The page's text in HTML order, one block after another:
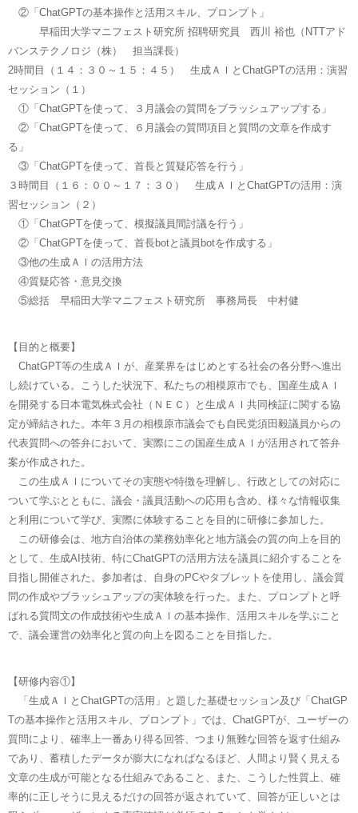
②「ChatGPTの基本操作と活用スキル、プロンプト」
早稲田大学マニフェスト研究所 招聘研究員 西川 裕也（NTTアド
バンステクノロジ（株） 担当課長）
2時間目（１４：３０～１５：４５） 生成ＡＩとChatGPTの活用：演習
セッション（１）
①「ChatGPTを使って、３月議会の質問をブラッシュアップする」
②「ChatGPTを使って、６月議会の質問項目と質問の文章を作成す
る」
③「ChatGPTを使って、首長と質疑応答を行う」
３時間目（１６：００～１７：３０） 生成ＡＩとChatGPTの活用：演
習セッション（２）
①「ChatGPTを使って、模擬議員間討議を行う」
②「ChatGPTを使って、首長botと議員botを作成する」
③他の生成ＡＩの活用方法
④質疑応答・意見交換
⑤総括 早稲田大学マニフェスト研究所 事務局長 中村健
【目的と概要】
ChatGPT等の生成ＡＩが、産業界をはじめとする社会の各分野へ進出
し続けている。こうした状況下、私たちの相模原市でも、国産生成ＡＩ
を開発する日本電気株式会社（ＮＥＣ）と生成ＡＩ共同検証に関する協
定が締結された。本年３月の相模原市議会でも自民党須田毅議員からの
代表質問への答弁において、実際にこの国産生成ＡＩが活用されて答弁
案が作成された。
この生成ＡＩについてその実態や特徴を理解し、行政としての対応に
ついて学ぶとともに、議会・議員活動への応用も含め、様々な情報収集
と利用について学び、実際に体験することを目的に研修に参加した。
この研修会は、地方自治体の業務効率化と地方議会の質の向上を目的
として、生成AI技術、特にChatGPTの活用方法を議員に紹介することを
目指し開催された。参加者は、自身のPCやタブレットを使用し、議会質
問の作成やブラッシュアップの実体験を行った。また、プロンプトと呼
ばれる質問文の作成技術や生成ＡＩの基本操作、活用スキルを学ぶこと
で、議会運営の効率化と質の向上を図ることを目指した​​。
【研修内容①】
「生成ＡＩとChatGPTの活用」と題した基礎セッション及び「ChatGP
Tの基本操作と活用スキル、プロンプト」では、ChatGPTが、ユーザーの
質問により、確率上一番あり得る回答、つまり無難な回答を返す仕組み
であり、蓄積したデータが膨大になればなるほど、人間より賢く見える
文章の生成が可能となる仕組みであること、また、こうした性質上、確
率的に正しそうに見えるだけの回答が返されていて、回答が正しいとは